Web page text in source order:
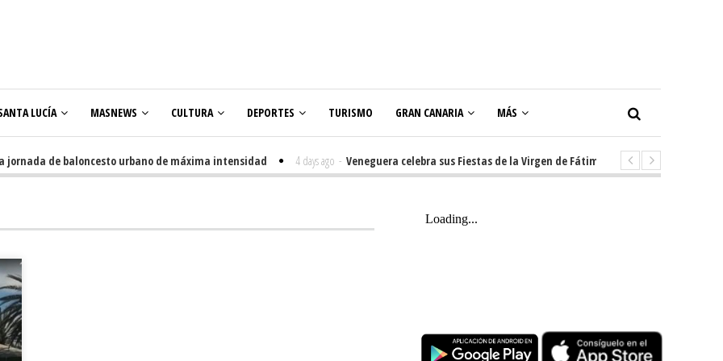
LUCÍA MASNEWS CULTURA DEPORTES TURISMO GRAN CANARIA MÁS
de baloncesto urbano de máxima intensidad 4 days ago - Veneguera celebra sus Fiestas de la Virgen de Fátima con diez días de tradición,